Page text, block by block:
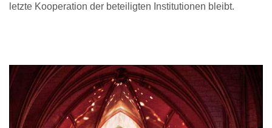
letzte Kooperation der beteiligten Institutionen bleibt.